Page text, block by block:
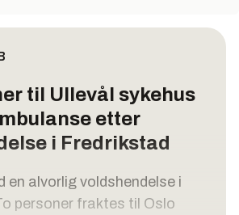
til Ullevål sykehus
etter
i Fredrikstad
en alvorlig voldshendelse i
personer fraktes til Oslo